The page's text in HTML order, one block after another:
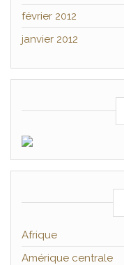
février 2012
janvier 2012
Afrique
Amérique centrale